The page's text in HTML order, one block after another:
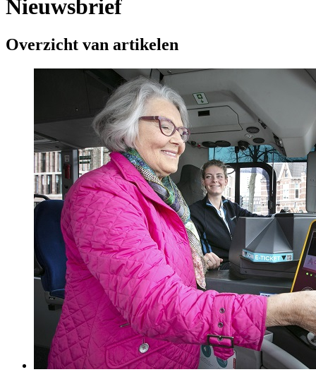
Nieuwsbrief
Overzicht van artikelen